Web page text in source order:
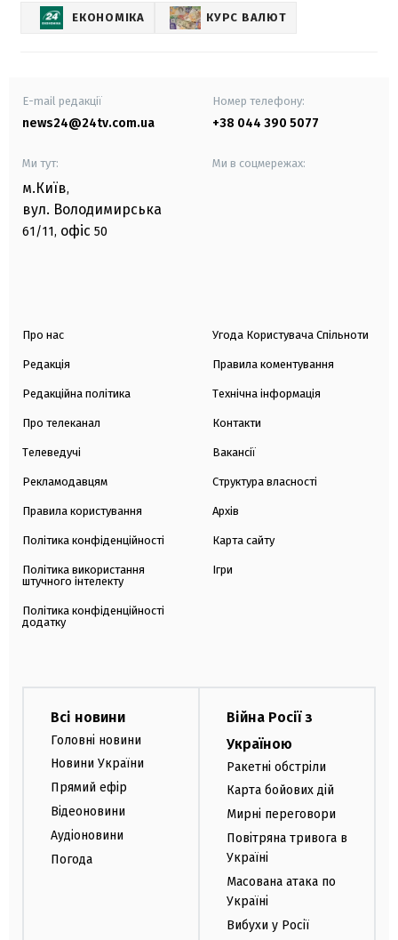
ЕКОНОМІКА КУРС ВАЛЮТ
E-mail редакції
news24@24tv.com.ua
Номер телефону:
+38 044 390 5077
Ми тут:
м.Київ,
вул. Володимирська
61/11, офіс 50
Ми в соцмережах:
Про нас
Редакція
Редакційна політика
Про телеканал
Телеведучі
Рекламодавцям
Правила користування
Політика конфіденційності
Політика використання
штучного інтелекту
Політика конфіденційності
додатку
Угода Користувача Спільноти
Правила коментування
Технічна інформація
Контакти
Вакансії
Структура власності
Архів
Карта сайту
Ігри
Всі новини
Головні новини
Новини України
Прямий ефір
Відеоновини
Аудіоновини
Погода
Війна Росії з
Україною
Ракетні обстріли
Карта бойових дій
Мирні переговори
Повітряна тривога в
Україні
Масована атака по
Україні
Вибухи у Росії